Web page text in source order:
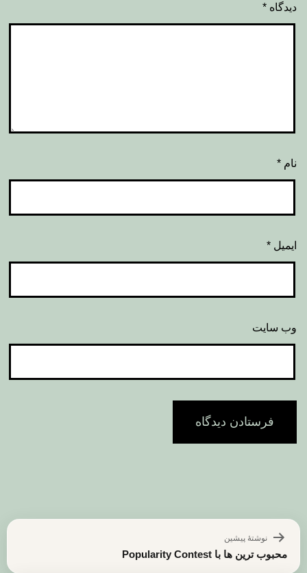
دیدگاه *
نام *
ایمیل *
وب‌ سایت
راهبری
نوشته
نوشتهٔ پیشین
محبوب ترین ها با Popularity Contest